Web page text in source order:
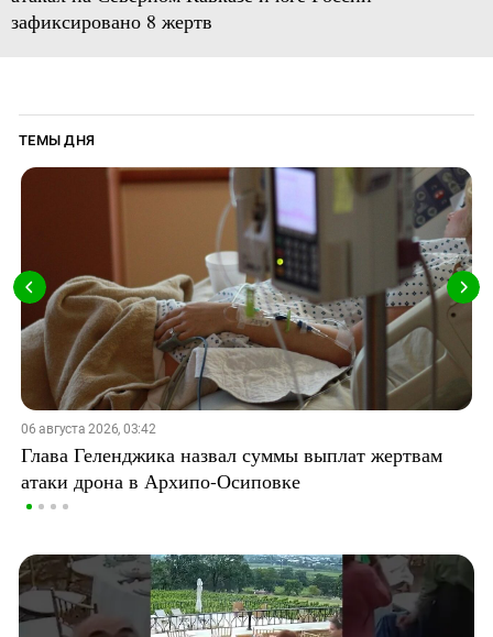
зафиксировано 8 жертв
ТЕМЫ ДНЯ
06 августа 2026, 03:42
Глава Геленджика назвал суммы выплат жертвам
атаки дрона в Архипо-Осиповке